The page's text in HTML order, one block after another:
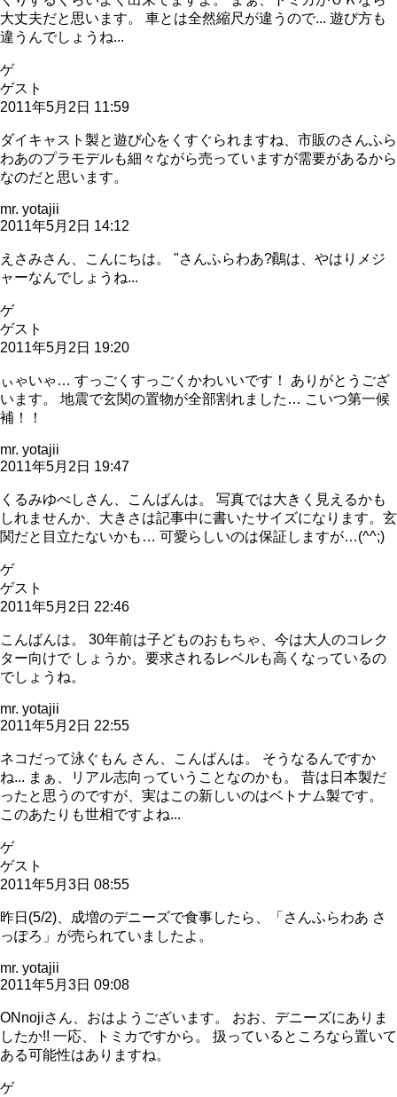
大丈夫だと思います。 車とは全然縮尺が違うので... 遊び方も
違うんでしょうね...
ゲ
ゲスト
2011年5月2日 11:59
ダイキャスト製と遊び心をくすぐられますね、市販のさんふら
わあのプラモデルも細々ながら売っていますが需要があるから
なのだと思います。
mr. yotajii
2011年5月2日 14:12
えさみさん、こんにちは。 "さんふらわあ?鷆は、やはりメジ
ャーなんでしょうね...
ゲ
ゲスト
2011年5月2日 19:20
ぃゃいゃ… すっごくすっごくかわいいです！ ありがとうござ
います。 地震で玄関の置物が全部割れました… こいつ第一候
補！！
mr. yotajii
2011年5月2日 19:47
くるみゆべしさん、こんばんは。 写真では大きく見えるかも
しれませんか、大きさは記事中に書いたサイズになります。玄
関だと目立たないかも… 可愛らしいのは保証しますが…(^^;)
ゲ
ゲスト
2011年5月2日 22:46
こんばんは。 30年前は子どものおもちゃ、今は大人のコレク
ター向けで しょうか。要求されるレベルも高くなっているの
でしょうね。
mr. yotajii
2011年5月2日 22:55
ネコだって泳ぐもん さん、こんばんは。 そうなるんですか
ね... まぁ、リアル志向っていうことなのかも。 昔は日本製だ
ったと思うのですが、実はこの新しいのはベトナム製です。
このあたりも世相ですよね...
ゲ
ゲスト
2011年5月3日 08:55
昨日(5/2)、成増のデニーズで食事したら、「さんふらわあ さ
っぽろ」が売られていましたよ。
mr. yotajii
2011年5月3日 09:08
ONnojiさん、おはようございます。 おお、デニーズにありま
したか!! 一応、トミカですから。 扱っているところなら置いて
ある可能性はありますね。
ゲ